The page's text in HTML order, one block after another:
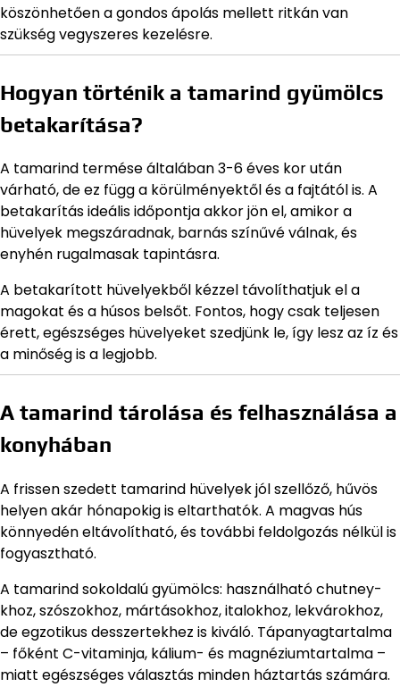
köszönhetően a gondos ápolás mellett ritkán van
szükség vegyszeres kezelésre.
Hogyan történik a tamarind gyümölcs
betakarítása?
A tamarind termése általában 3-6 éves kor után
várható, de ez függ a körülményektől és a fajtától is. A
betakarítás ideális időpontja akkor jön el, amikor a
hüvelyek megszáradnak, barnás színűvé válnak, és
enyhén rugalmasak tapintásra.
A betakarított hüvelyekből kézzel távolíthatjuk el a
magokat és a húsos belsőt. Fontos, hogy csak teljesen
érett, egészséges hüvelyeket szedjünk le, így lesz az íz és
a minőség is a legjobb.
A tamarind tárolása és felhasználása a
konyhában
A frissen szedett tamarind hüvelyek jól szellőző, hűvös
helyen akár hónapokig is eltarthatók. A magvas hús
könnyedén eltávolítható, és további feldolgozás nélkül is
fogyasztható.
A tamarind sokoldalú gyümölcs: használható chutney-
khoz, szószokhoz, mártásokhoz, italokhoz, lekvárokhoz,
de egzotikus desszertekhez is kiváló. Tápanyagtartalma
– főként C-vitaminja, kálium- és magnéziumtartalma –
miatt egészséges választás minden háztartás számára.